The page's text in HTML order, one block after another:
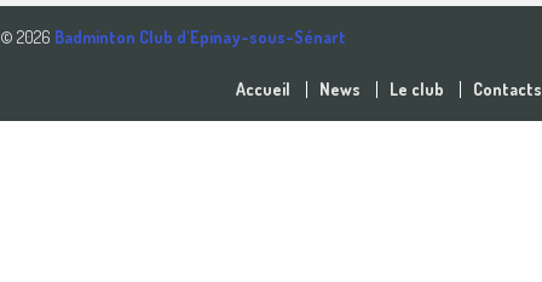
© 2026 Badminton Club d'Epinay-sous-Sénart
Accueil News Le club Contacts